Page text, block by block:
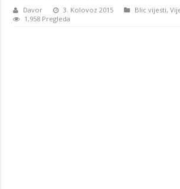
Davor 3. Kolovoz 2015 Blic vijesti,
1,958 Pregleda